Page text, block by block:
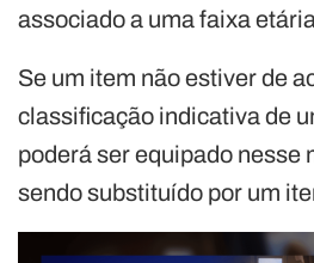
associado a uma faixa
Se um item não estiver de
classificação indicativa de
poderá ser equipado nesse
sendo substituído por um